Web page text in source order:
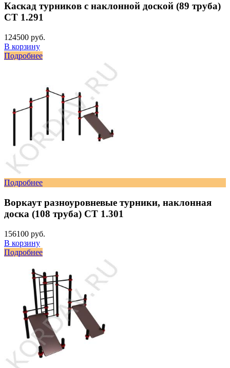
Каскад турников с наклонной доской (89 труба)
СТ 1.291
124500 руб.
В корзину
Подробнее
Подробнее
Воркаут разноуровневые турники, наклонная
доска (108 труба) СТ 1.301
156100 руб.
В корзину
Подробнее